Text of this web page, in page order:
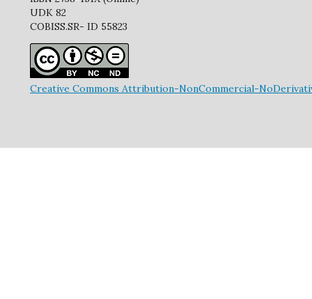
UDK 82
COBISS.SR- ID 55823
Creative Commons Attribution-NonCommercial-